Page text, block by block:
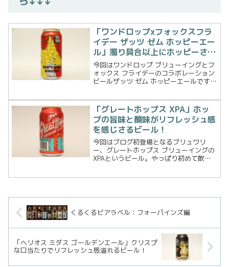
「ワンドロップxフォックスフラ
イデー ザッツ ゼム ホッピーエー
ル」濁り具合以上にホッピーさを
味わえるビール！
今回はワンドロップ ブリューイングとフ
ォックス フライデーのコラボレーション
ビールザッツ ゼム ホッピーエールです。
となるブリュワリー、タスマニアで創業
されたようです。さて、一体どんなビー
ルなのでしょうか...
「グレートホップス XPA」ホッ
プの旨味と酸味がリフレッシュ感
を感じさるビール！
今回はブログ初登場となるブリュワリ
ー、グレートホップス ブリューイングの
XPAというビール。やっぱり初めて飲む
くるくるビアラベル：フォーパインズ編
「ヘリオス ミダス ゴールデンエール」クリスプ
な口当たりでリフレッシュ感溢れるビール！